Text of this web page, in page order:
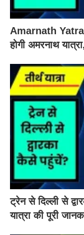
Amarnath
होगी अमरनाथ
ट्रेन से दिल्ली से
यात्रा की पूरी